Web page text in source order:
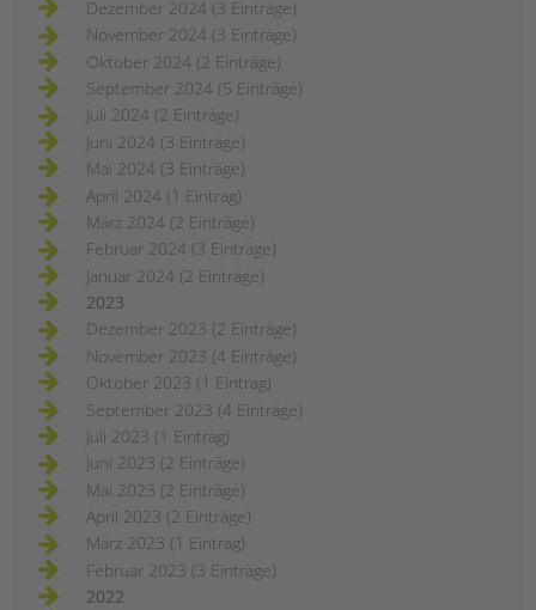
Dezember 2024 (3 Einträge)
November 2024 (3 Einträge)
Oktober 2024 (2 Einträge)
September 2024 (5 Einträge)
Juli 2024 (2 Einträge)
Juni 2024 (3 Einträge)
Mai 2024 (3 Einträge)
April 2024 (1 Eintrag)
März 2024 (2 Einträge)
Februar 2024 (3 Einträge)
Januar 2024 (2 Einträge)
2023
Dezember 2023 (2 Einträge)
November 2023 (4 Einträge)
Oktober 2023 (1 Eintrag)
September 2023 (4 Einträge)
Juli 2023 (1 Eintrag)
Juni 2023 (2 Einträge)
Mai 2023 (2 Einträge)
April 2023 (2 Einträge)
März 2023 (1 Eintrag)
Februar 2023 (3 Einträge)
2022